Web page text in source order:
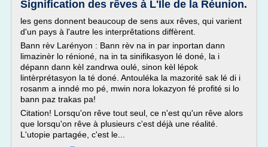
Signification des rêves à L'Île de la Réunion.
les gens donnent beaucoup de sens aux rêves, qui varient
d'un pays à l'autre les interprêtations diffèrent.
Bann rèv Larényon : Bann rèv na in par inportan dann
limazinèr lo rénioné, na in ta sinifikasyon lé doné, la i
dépann dann kèl zandrwa oulé, sinon kèl lépok
lintèrprétasyon la té doné. Antouléka la mazorité sak lé di i
rosanm a inndé mo pé, mwin nora lokazyon fé profité si lo
bann paz trakas pa!
Citation! Lorsqu'on rêve tout seul, ce n'est qu'un rêve alors
que lorsqu'on rêve à plusieurs c'est déjà une réalité.
L'utopie partagée, c'est le...